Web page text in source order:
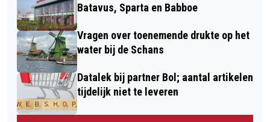
Batavus, Sparta en Babboe
Vragen over toenemende drukte op het
water bij de Schans
Datalek bij partner Bol; aantal artikelen
tijdelijk niet te leveren